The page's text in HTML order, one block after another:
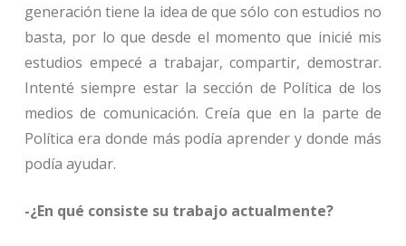
generación tiene la idea de que sólo con estudios no
basta, por lo que desde el momento que inicié mis
estudios empecé a trabajar, compartir, demostrar.
Intenté siempre estar la sección de Política de los
medios de comunicación. Creía que en la parte de
Política era donde más podía aprender y donde más
podía ayudar.
-¿En qué consiste su trabajo actualmente?